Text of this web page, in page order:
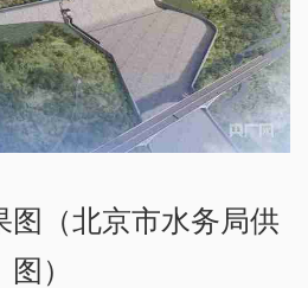
图（北京市水务局供
图）